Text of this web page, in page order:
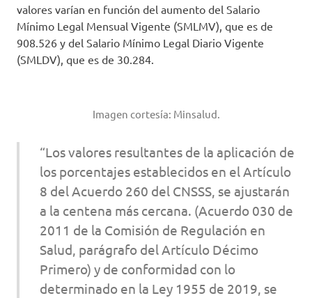
valores varían en función del aumento del Salario
Mínimo Legal Mensual Vigente (SMLMV), que es de
908.526 y del Salario Mínimo Legal Diario Vigente
(SMLDV), que es de 30.284.
Imagen cortesía: Minsalud.
“Los valores resultantes de la aplicación de
los porcentajes establecidos en el Artículo
8 del Acuerdo 260 del CNSSS, se ajustarán
a la centena más cercana. (Acuerdo 030 de
2011 de la Comisión de Regulación en
Salud, parágrafo del Artículo Décimo
Primero) y de conformidad con lo
determinado en la Ley 1955 de 2019, se